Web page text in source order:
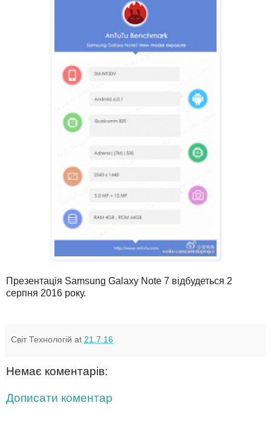
Презентація Samsung Galaxy Note 7 відбудеться 2
серпня 2016 року.
Світ Технологій at 21.7.16
Немає коментарів:
Дописати коментар